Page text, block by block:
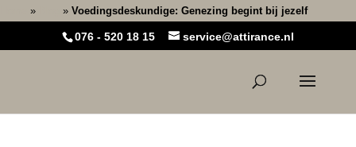
» » Voedingsdeskundige: Genezing begint bij jezelf
076 - 520 18 15 service@attirance.nl